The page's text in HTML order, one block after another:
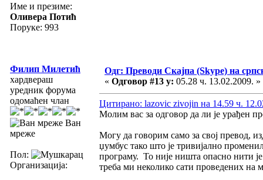
Име и презиме:
Оливера Потић
Поруке: 993
Филип Милетић
хардвераш
уредник форума
одомаћен члан
Ван
мреже
Пол:
Организација:
Одг: Преводи Скајпа (Skype) на
« Одговор #13 у: 05.28 ч. 13.02.2009. »
Цитирано: lazovic zivojin на 14.59 ч.
Молим вас за одговор да ли је урађен
Могу да говорим само за свој превод,
џумбус тако што је тривијално
програму. То није ништа опасно нити
треба ми неколико сати проведених на